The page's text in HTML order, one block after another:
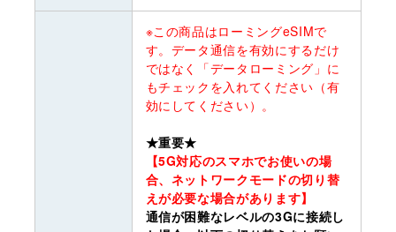
※この商品はローミングeSIMで
す。データ通信を有効にするだけ
ではなく「データローミング」に
もチェックを入れてください（有
効にしてください）。
★重要★
【5G対応のスマホでお使いの場
合、ネットワークモードの切り替
えが必要な場合があります】
通信が困難なレベルの3Gに接続し